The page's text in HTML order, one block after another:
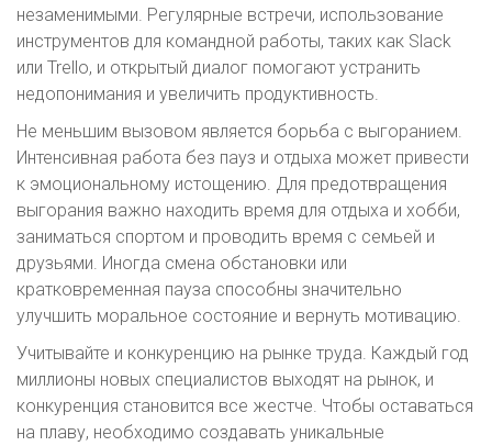
незаменимыми. Регулярные встречи, использование
инструментов для командной работы, таких как Slack
или Trello, и открытый диалог помогают устранить
недопонимания и увеличить продуктивность.
Не меньшим вызовом является борьба с выгоранием.
Интенсивная работа без пауз и отдыха может привести
к эмоциональному истощению. Для предотвращения
выгорания важно находить время для отдыха и хобби,
заниматься спортом и проводить время с семьей и
друзьями. Иногда смена обстановки или
кратковременная пауза способны значительно
улучшить моральное состояние и вернуть мотивацию.
Учитывайте и конкуренцию на рынке труда. Каждый год
миллионы новых специалистов выходят на рынок, и
конкуренция становится все жестче. Чтобы оставаться
на плаву, необходимо создавать уникальные